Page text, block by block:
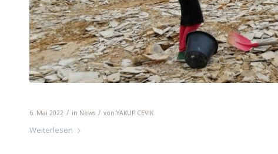
6. Mai 2022 / in News / von YAKUP CEVIK
Weiterlesen